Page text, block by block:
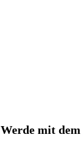
Werde mit dem